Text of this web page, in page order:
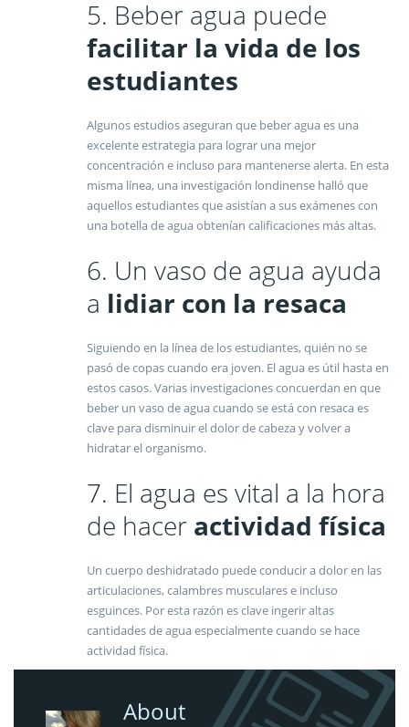
5. Beber agua puede
facilitar la vida de los
estudiantes
Algunos estudios aseguran que beber agua es una
excelente estrategia para lograr una mejor
concentración e incluso para mantenerse alerta. En esta
misma línea, una investigación londinense halló que
aquellos estudiantes que asistían a sus exámenes con
una botella de agua obtenían calificaciones más altas.
6. Un vaso de agua ayuda
a lidiar con la resaca
Siguiendo en la línea de los estudiantes, quién no se
pasó de copas cuando era joven. El agua es útil hasta en
estos casos. Varias investigaciones concuerdan en que
beber un vaso de agua cuando se está con resaca es
clave para disminuir el dolor de cabeza y volver a
hidratar el organismo.
7. El agua es vital a la hora
de hacer actividad física
Un cuerpo deshidratado puede conducir a dolor en las
articulaciones, calambres musculares e incluso
esguinces. Por esta razón es clave ingerir altas
cantidades de agua especialmente cuando se hace
actividad física.
About